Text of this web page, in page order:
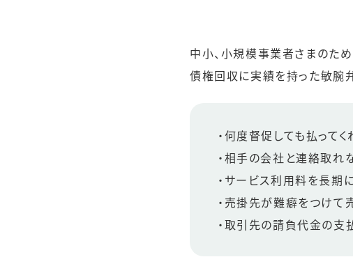
中小、小規模事業者さまのた
債権回収に実績を持った敏腕
・何度督促しても払って
・相手の会社と連絡取れ
・サービス利用料を長期
・売掛先が難癖をつけて
・取引先の請負代金の支